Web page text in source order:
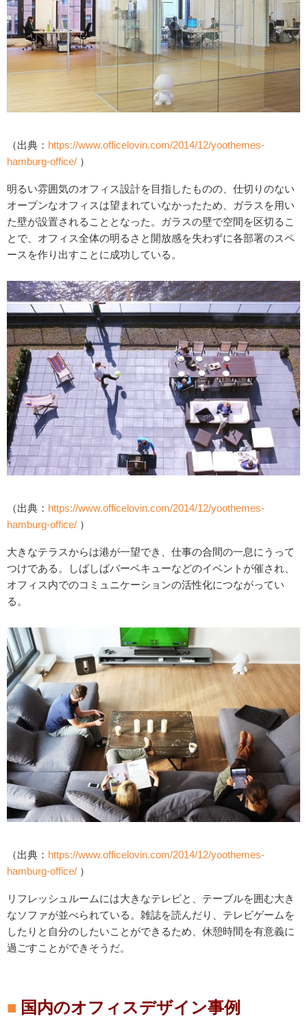
（出典： https://www.officelovin.com/2014/12/yoothemes-
hamburg-office/ ）
明るい雰囲気のオフィス設計を目指したものの、仕切りのない
オープンなオフィスは望まれていなかったため、ガラスを用い
た壁が設置されることとなった。ガラスの壁で空間を区切るこ
とで、オフィス全体の明るさと開放感を失わずに各部署のスペ
ースを作り出すことに成功している。
（出典： https://www.officelovin.com/2014/12/yoothemes-
hamburg-office/ ）
大きなテラスからは港が一望でき、仕事の合間の一息にうって
つけである。しばしばバーベキューなどのイベントが催され、
オフィス内でのコミュニケーションの活性化につながってい
る。
（出典： https://www.officelovin.com/2014/12/yoothemes-
hamburg-office/ ）
リフレッシュルームには大きなテレビと、テーブルを囲む大き
なソファが並べられている。雑誌を読んだり、テレビゲームを
したりと自分のしたいことができるため、休憩時間を有意義に
過ごすことができそうだ。
国内のオフィスデザイン事例